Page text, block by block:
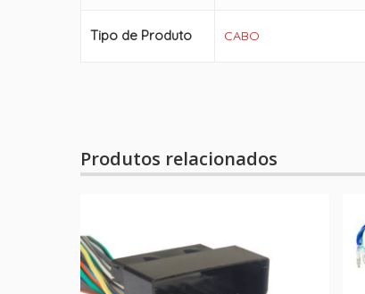
Tipo de Produto CABO
Produtos relacionados